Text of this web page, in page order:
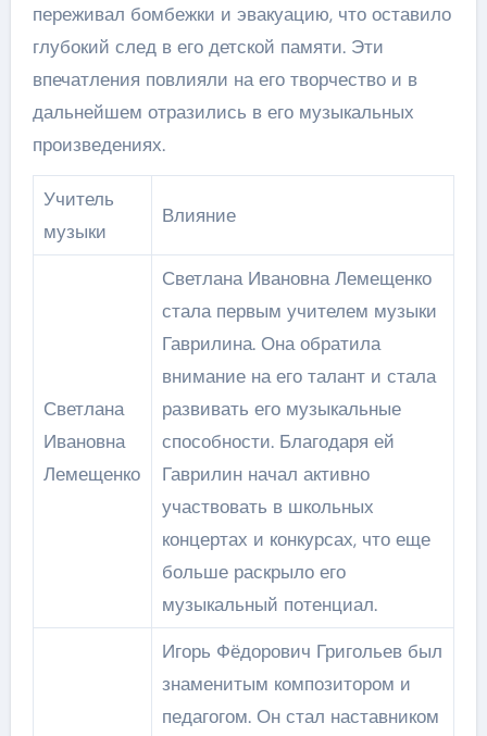
переживал бомбежки и эвакуацию, что оставило
глубокий след в его детской памяти. Эти
впечатления повлияли на его творчество и в
дальнейшем отразились в его музыкальных
произведениях.
Учитель
музыки
Влияние
Светлана
Ивановна
Лемещенко
Светлана Ивановна Лемещенко
стала первым учителем музыки
Гаврилина. Она обратила
внимание на его талант и стала
развивать его музыкальные
способности. Благодаря ей
Гаврилин начал активно
участвовать в школьных
концертах и конкурсах, что еще
больше раскрыло его
музыкальный потенциал.
Игорь Фёдорович Григольев был
знаменитым композитором и
педагогом. Он стал наставником